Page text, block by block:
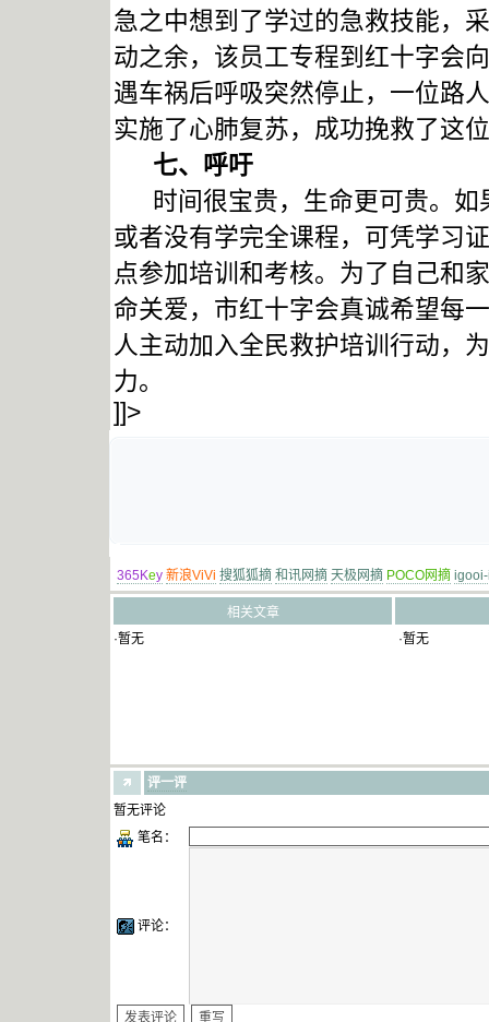
急之中想到了学过的急救技能，
动之余，该员工专程到红十字会
遇车祸后呼吸突然停止，一位路
实施了心肺复苏，成功挽救了这
七、呼吁
时间很宝贵，生命更可贵。如
或者没有学完全课程，可凭学习
点参加培训和考核。为了自己和
命关爱，市红十字会真诚希望每
人主动加入全民救护培训行动，
力。
]]>
365Key 新浪ViVi 搜狐狐摘 和讯网摘 天极网摘 POCO网摘
相关文章
·暂无
·暂无
评一评
暂无评论
笔名：
评论：